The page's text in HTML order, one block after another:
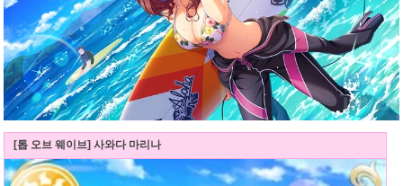
[톱 오브 웨이브] 사와다 마리나